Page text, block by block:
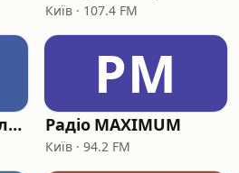
Київ · 107.4 FM
Radio ROKS Рок-балади
РM
Радіо MAXIMUM
Київ · 94.2 FM